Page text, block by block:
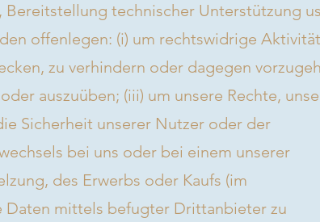
technischer Unterstützung
offenlegen: (i) um rechtswidrige
zu verhindern oder dagegen
auszuüben; (iii) um unsere Rechte,
Sicherheit unserer Nutzer oder der
bei uns oder bei einem unserer
des Erwerbs oder Kaufs (im
Daten mittels befugter Drittanbieter zu